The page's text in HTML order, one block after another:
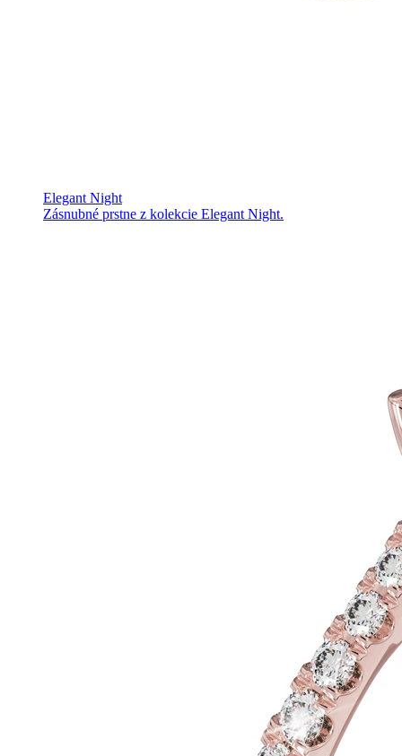
Elegant Night
Zásnubné prstne z kolekcie Elegant Night.